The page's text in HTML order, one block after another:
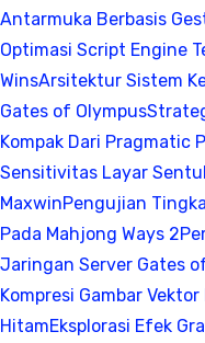
Antarmuka Berbasis
Optimasi Script Engine
WinsArsitektur Sistem
Gates of Olympus
Kompak Dari Pragmatic
Sensitivitas Layar
MaxwinPengujian
Pada Mahjong Ways 2
Jaringan Server Gates
Kompresi Gambar
HitamEksplorasi Efek